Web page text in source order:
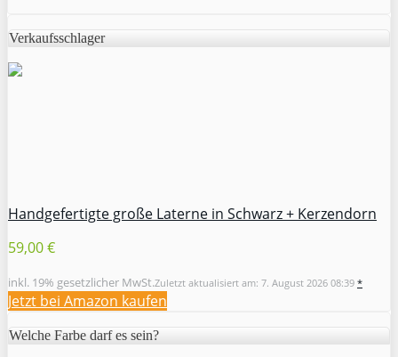
Verkaufsschlager
Handgefertigte große Laterne in Schwarz + Kerzendorn
59,00 €
inkl. 19% gesetzlicher MwSt.Zuletzt aktualisiert am: 7. August 2026 08:39 *
Jetzt bei Amazon kaufen
Welche Farbe darf es sein?